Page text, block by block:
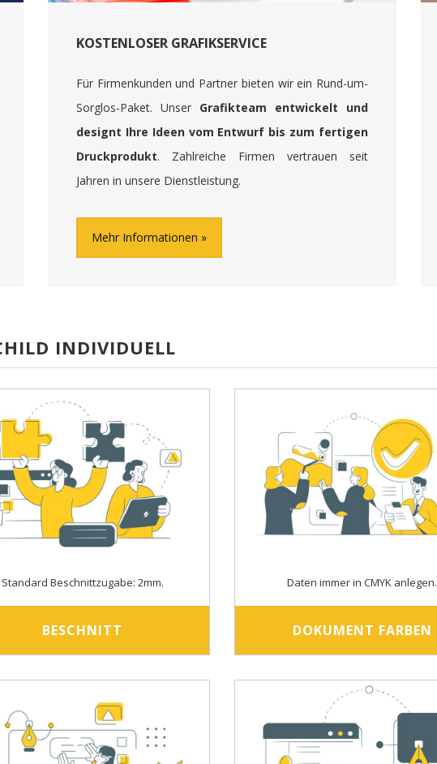
KOSTENLOSER GRAFIKSERVICE
Für Firmenkunden und Partner bieten wir ein Rund-um-
Sorglos-Paket. Unser Grafikteam entwickelt und
designt Ihre Ideen vom Entwurf bis zum fertigen
Druckprodukt. Zahlreiche Firmen vertrauen seit
Jahren in unsere Dienstleistung.
Mehr Informationen
INDIVIDUELL
Standard Beschnittzugabe: 2mm.
BESCHNITT
Daten immer in CMYK anlegen.
DOKUMENT FARBEN